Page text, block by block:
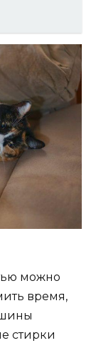
можно
время,
стирки